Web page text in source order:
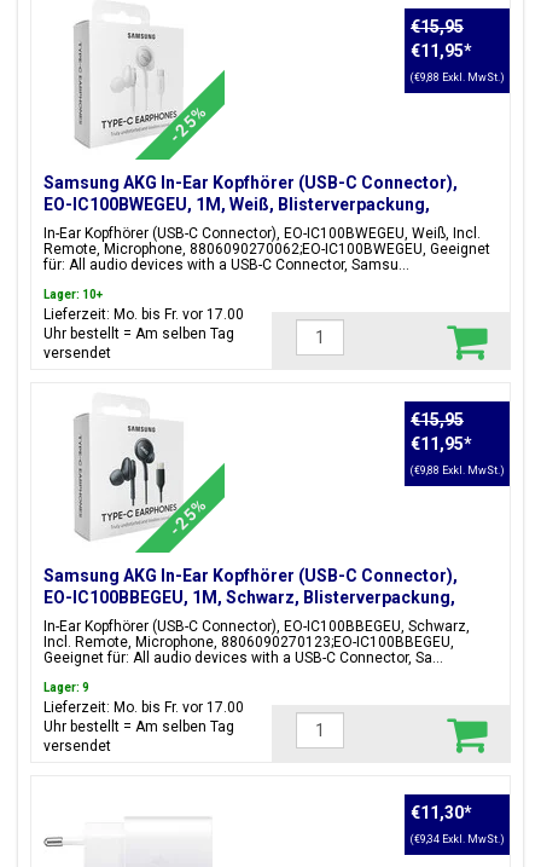
-25%
Samsung AKG In-Ear Kopfhörer (USB-C Connector),
EO-IC100BWEGEU, 1M, Weiß, Blisterverpackung,
8806090270062;EO-IC100BWEGEU
In-Ear Kopfhörer (USB-C Connector), EO-IC100BWEGEU, Weiß, Incl.
Remote, Microphone, 8806090270062;EO-IC100BWEGEU, Geeignet
für: All audio devices with a USB-C Connector, Samsu...
€15,95
€11,95*
(€9,88 Exkl. MwSt.)
Lager: 10+
Lieferzeit: Mo. bis Fr. vor 17.00
Uhr bestellt = Am selben Tag
versendet
-25%
Samsung AKG In-Ear Kopfhörer (USB-C Connector),
EO-IC100BBEGEU, 1M, Schwarz, Blisterverpackung,
8806090270123;EO-IC100BBEGEU
In-Ear Kopfhörer (USB-C Connector), EO-IC100BBEGEU, Schwarz,
Incl. Remote, Microphone, 8806090270123;EO-IC100BBEGEU,
Geeignet für: All audio devices with a USB-C Connector, Sa...
€15,95
€11,95*
(€9,88 Exkl. MwSt.)
Lager: 9
Lieferzeit: Mo. bis Fr. vor 17.00
Uhr bestellt = Am selben Tag
versendet
€11,30*
(€9,34 Exkl. MwSt.)